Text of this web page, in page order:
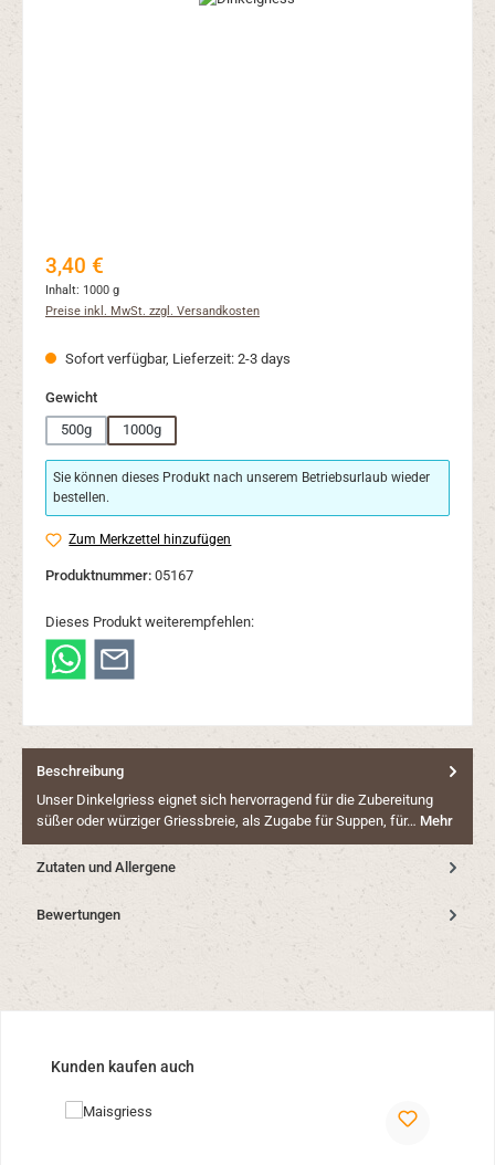
Regulärer Preis:
3,40 €
Inhalt: 1000 g
Preise inkl. MwSt. zzgl. Versandkosten
Sofort verfügbar, Lieferzeit: 2-3 days
Gewichtauswählen
500g
1000g
Sie können dieses Produkt nach unserem Betriebsurlaub wieder
bestellen.
Zum Merkzettel hinzufügen
Produktnummer: 05167
Dieses Produkt weiterempfehlen:
Beschreibung
Unser Dinkelgriess eignet sich hervorragend für die Zubereitung
süßer oder würziger Griessbreie, als Zugabe für Suppen, für… Mehr
Zutaten und Allergene
Bewertungen
Produktgalerie überspringen
Kunden kaufen auch